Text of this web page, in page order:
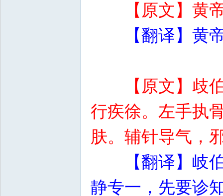
【原文】黄
【翻译】黄
【原文】歧
行疾徐。左手执
肤。辅针导气，
【翻译】岐
静专一，先要诊